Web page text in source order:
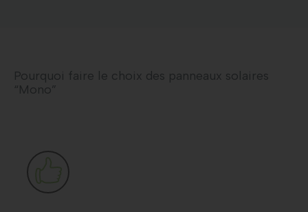
Pourquoi faire le choix des panneaux solaires
“Mono”